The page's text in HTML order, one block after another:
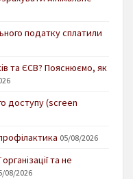
податку сплатили
та ЄСВ? Пояснюємо, як
доступу (screen
05/08/2026
та не
08/2026